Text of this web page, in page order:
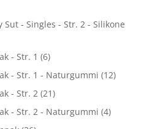
Sut - Singles - Str. 2 - Silikone
- Str. 1 (6)
- Str. 1 - Naturgummi (12)
- Str. 2 (21)
- Str. 2 - Naturgummi (4)